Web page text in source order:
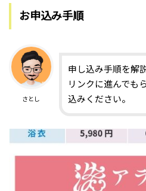
お申込み手順
さとし
申し込み手順を解
リンクに進んでも
込みください。